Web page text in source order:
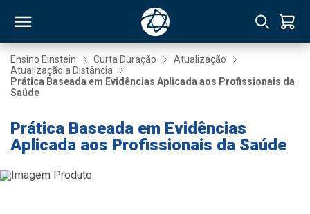
Ensino Einstein Curta Duração
Atualização
Atualização a Distância
Prática Baseada em Evidências Aplicada aos Profissionais da
Saúde
Prática Baseada em Evidências
Aplicada aos Profissionais da Saúde